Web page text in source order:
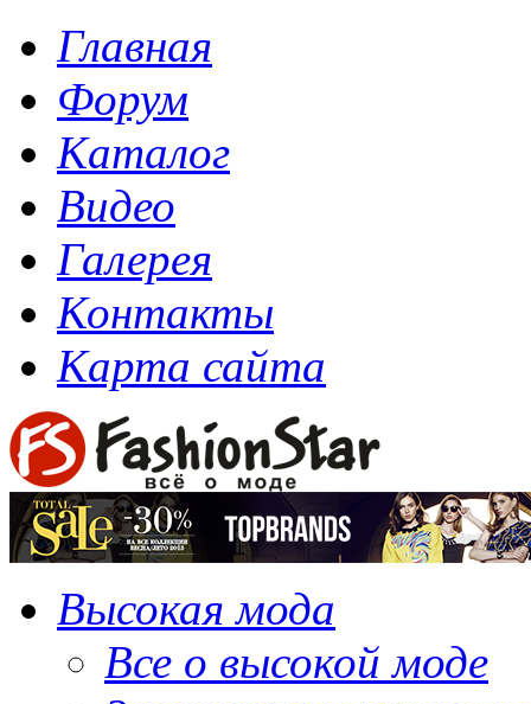
Главная
Форум
Каталог
Видео
Галерея
Контакты
Карта сайта
Высокая мода
Все о высокой моде